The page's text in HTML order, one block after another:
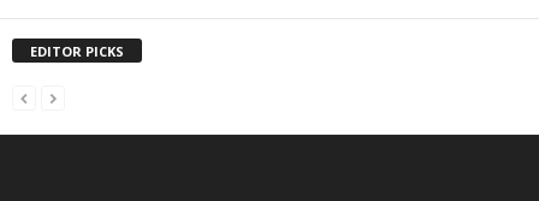
EDITOR PICKS